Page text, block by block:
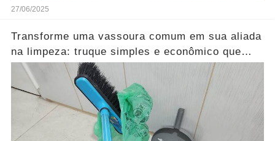
27/06/2025
Transforme uma vassoura comum em sua aliada
na limpeza: truque simples e econômico que
evita levantar poeira!